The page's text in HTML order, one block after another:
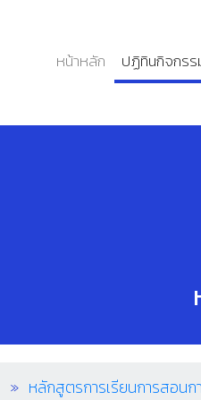
หน้าหลัก (current)
ปฏิทินกิจกรร
หลักสูตรการเรียนการสอ